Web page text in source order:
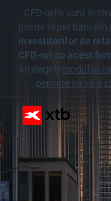
CFD-urile sunt
pierde rapid bani din
investitorilor de
CFD-uri cu acest
înțelegeți modul în
permite să vă